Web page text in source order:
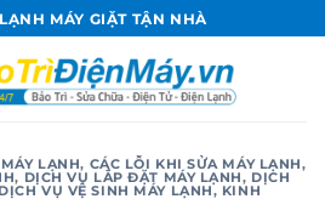
MÁY GIẶT TẬN NHÀ
LẠNH, CÁC LỖI KHI SỬA MÁY LẠNH,
, DỊCH VỤ LẮP ĐẶT MÁY LẠNH, DỊCH
DỊCH VỤ VỆ SINH MÁY LẠNH, KINH